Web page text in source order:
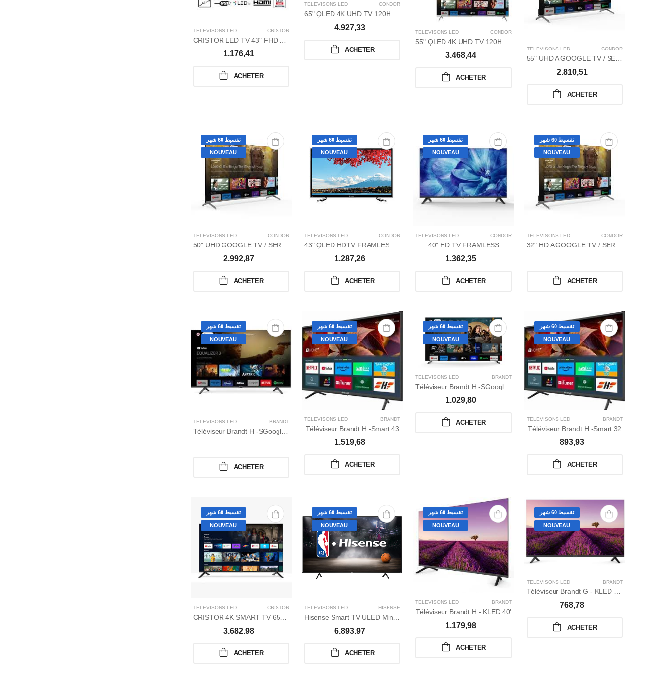
TÉLÉVISONS LED CRISTOR
1.176,41
ACHETER
TÉLÉVISONS LED CONDOR
65" ǪLED 4K UHD TV 120HZ / G8 GAMING SERIES
4.927,33
ACHETER
TÉLÉVISONS LED CONDOR
3.468,44
ACHETER
TÉLÉVISONS LED CONDOR
55" UHD A GOOGLE TV / SERIE G7
2.810,51
ACHETER
تقسيط 60 شهر
NOUVEAU
TÉLÉVISONS LED CONDOR
2.992,87
ACHETER
تقسيط 60 شهر
NOUVEAU
TÉLÉVISONS LED CONDOR
43" ǪLED HDTV FRAMLESS / TNT-DEMO INTEGRE
1.287,26
ACHETER
تقسيط 60 شهر
NOUVEAU
TÉLÉVISONS LED CONDOR
40" HD TV FRAMLESS
1.362,35
ACHETER
تقسيط 60 شهر
NOUVEAU
TÉLÉVISONS LED CONDOR
ACHETER
تقسيط 60 شهر
NOUVEAU
TÉLÉVISONS LED BRANDT
Téléviseur Brandt H -SGoogle 50''UHD
ACHETER
تقسيط 60 شهر
NOUVEAU
TÉLÉVISONS LED BRANDT
Téléviseur Brandt H -Smart 43
1.519,68
ACHETER
تقسيط 60 شهر
NOUVEAU
TÉLÉVISONS LED BRANDT
Téléviseur Brandt H -SGoogle 3
1.029,80
ACHETER
تقسيط 60 شهر
NOUVEAU
TÉLÉVISONS LED BRANDT
Téléviseur Brandt H -Smart 32
893,93
ACHETER
تقسيط 60 شهر
NOUVEAU
TÉLÉVISONS LED CRISTOR
CRISTOR 4K SMART TV 65"/Série V/ANDROIDR
3.682,98
ACHETER
تقسيط 60 شهر
NOUVEAU
TÉLÉVISONS LED HISENSE
Hisense Smart TV ULED Mini LED 55’ / Série U8Téléviseur Smart ULED Mini LED 55’’ 3840*2160 p | 4K
6.893,97
ACHETER
تقسيط 60 شهر
NOUVEAU
TÉLÉVISONS LED BRANDT
Téléviseur Brandt H - KLED 40'
1.179,98
ACHETER
تقسيط 60 شهر
NOUVEAU
TÉLÉVISONS LED BRANDT
768,78
ACHETER